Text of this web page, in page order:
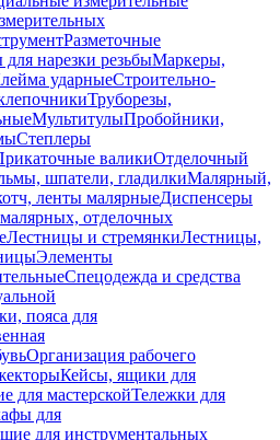
Разметочные
нарезки резьбыМаркеры,
ударныеСтроительно-
Труборезы,
МультитулыПробойники,
Степлеры
валикиОтделочный
шпатели, гладилкиМалярный,
ленты малярныеДиспенсеры
отделочных
Лестницы и стремянкиЛестницы,
Элементы
Спецодежда и средства
пояса для
Организация рабочего
Кейсы, ящики для
для мастерскойТележки для
для
для инструментальных